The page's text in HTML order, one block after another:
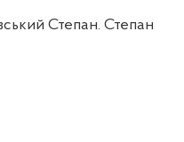
Степан. Степан